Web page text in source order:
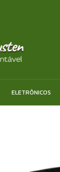
ELETRÔNICOS